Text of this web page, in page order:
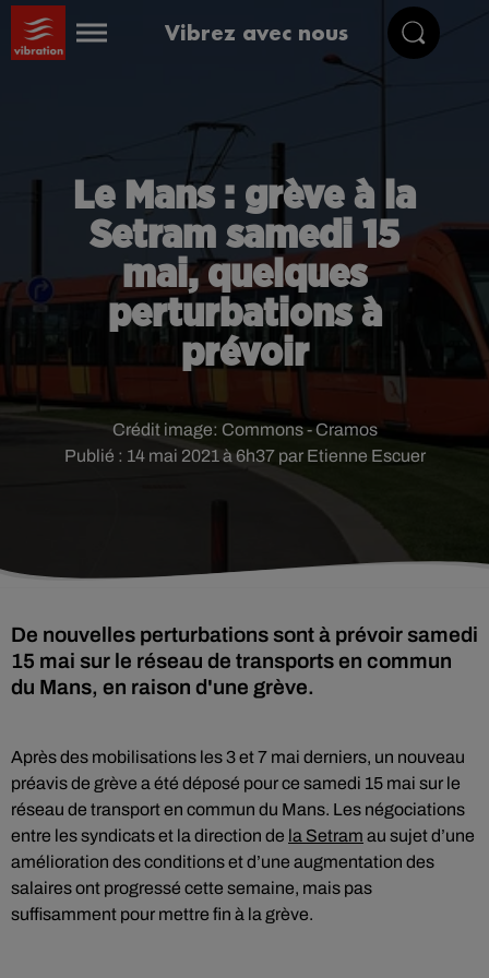
Vibrez avec nous
Le Mans : grève à la
Setram samedi 15
mai, quelques
perturbations à
prévoir
Publié : 14 mai 2021 à 6h37 par Etienne Escuer
Crédit image: Commons - Cramos
De nouvelles perturbations sont à prévoir samedi
15 mai sur le réseau de transports en commun
du Mans, en raison d'une grève.
Après des mobilisations les 3 et 7 mai derniers, un nouveau
préavis de grève a été déposé pour ce samedi 15 mai sur le
réseau de transport en commun du Mans. Les négociations
entre les syndicats et la direction de la Setram au sujet d’une
amélioration des conditions et d’une augmentation des
salaires ont progressé cette semaine, mais pas
suffisamment pour mettre fin à la grève.